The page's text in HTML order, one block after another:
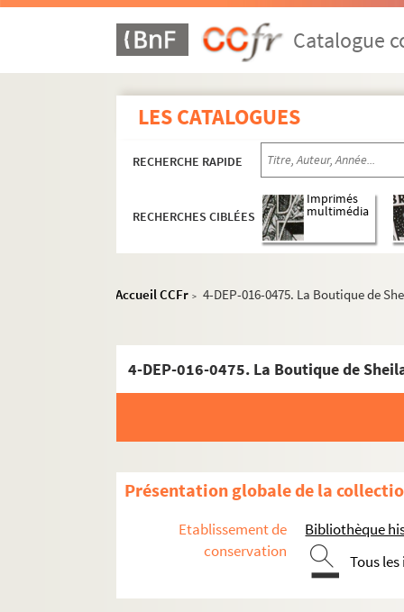
Catalogue
LES CATALOGUES
RECHERCHE RAPIDE
RECHERCHES CIBLÉES
Imprimés
multimédia
Accueil CCFr > 4-DEP-016-0475. La Boutique de
4-DEP-016-0475. La Boutique de
Présentation globale de la
Etablissement de
conservation
Bibliothèque
Tous
Vêtements
Commerces de confection et de prêt-à-
1er arrondissement